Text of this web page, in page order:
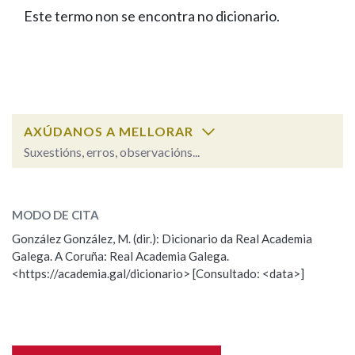
FIGURAS HOMENAXEADAS
PORTAL DAS PALABRAS
Facebook
TwitterYoutubeInstagram
Bluesky
BUSCAR NOS LEMAS
Remata por
BUSCAR NO CONTIDO
Nas definicións
Este termo non se encontra no dicionario.
AXÚDANOS A MELLORAR
Suxestións, erros, observacións...
Observación
Nome
MODO DE CITA
González González, M. (dir.): Dicionario da Real Academia
Galega. A Coruña: Real Academia Galega.
<https://academia.gal/dicionario> [Consultado: <data>]